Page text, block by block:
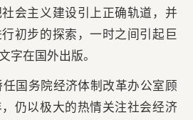
会主义建设引上正确轨道，并
初步的探索，一时之间引起巨
字在国外出版。
国务院经济体制改革办公室顾
仍以极大的热情关注社会经济